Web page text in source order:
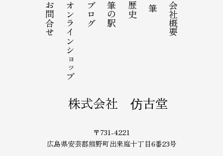
会社概要
筆
歴史
筆の駅
ブログ
オンラインショップ
お問合せ
株式会社 仿古堂
〒731-4221
広島県安芸郡熊野町出来庭十丁目6番23号